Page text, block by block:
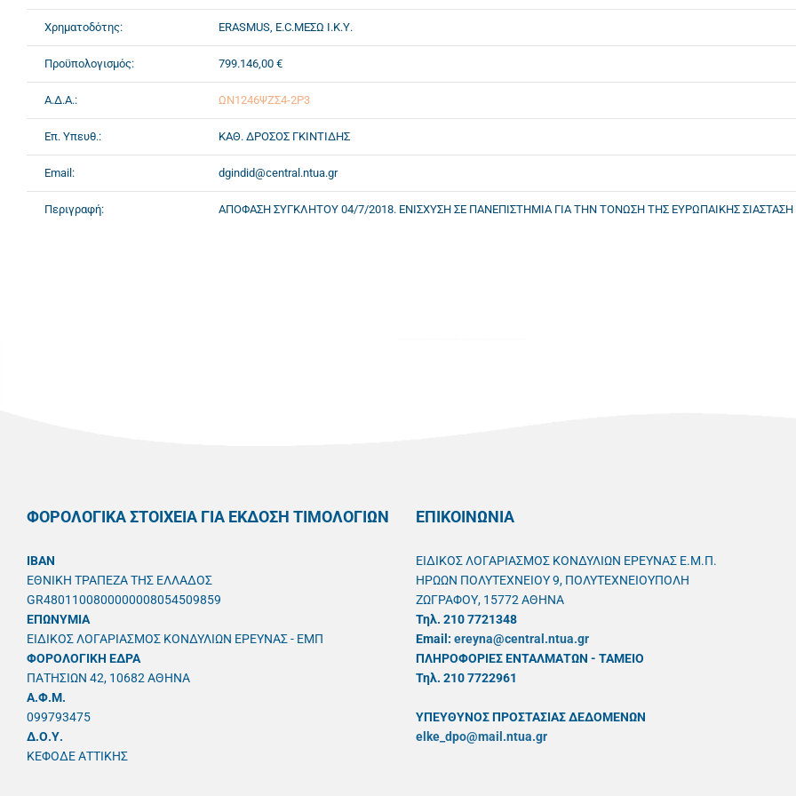
Χρηματοδότης: ERASMUS, E.C.ΜΕΣΩ Ι.Κ.Υ.
Προϋπολογισμός: 799.146,00 €
Α.Δ.Α.: ΩΝ1246ΨΖΣ4-2Ρ3
Επ. Υπευθ.: ΚΑΘ. ΔΡΟΣΟΣ ΓΚΙΝΤΙΔΗΣ
Email: dgindid@central.ntua.gr
Περιγραφή: ΑΠΟΦΑΣΗ ΣΥΓΚΛΗΤΟΥ 04/7/2018. ΕΝΙΣΧΥΣΗ ΣΕ ΠΑΝΕΠΙΣΤΗΜΙΑ ΓΙΑ ΤΗΝ ΤΟΝΩΣΗ ΤΗΣ ΕΥΡΩΠΑΙΚΗΣ
ΦΟΡΟΛΟΓΙΚΑ ΣΤΟΙΧΕΙΑ ΓΙΑ ΕΚΔΟΣΗ ΤΙΜΟΛΟΓΙΩΝ
IBAN
ΕΘΝΙΚΗ ΤΡΑΠΕΖΑ ΤΗΣ ΕΛΛΑΔΟΣ
GR4801100800000008054509859
ΕΠΩΝΥΜΙΑ
ΕΙΔΙΚΟΣ ΛΟΓΑΡΙΑΣΜΟΣ ΚΟΝΔΥΛΙΩΝ ΕΡΕΥΝΑΣ - ΕΜΠ
ΦΟΡΟΛΟΓΙΚΗ ΕΔΡΑ
ΠΑΤΗΣΙΩΝ 42, 10682 ΑΘΗΝΑ
A.Φ.Μ.
099793475
Δ.Ο.Υ.
ΚΕΦΟΔΕ ΑΤΤΙΚΗΣ
ΕΠΙΚΟΙΝΩΝΙΑ
ΕΙΔΙΚΟΣ ΛΟΓΑΡΙΑΣΜΟΣ ΚΟΝΔΥΛΙΩΝ ΕΡΕΥΝΑΣ Ε.Μ.Π.
ΗΡΩΩΝ ΠΟΛΥΤΕΧΝΕΙΟΥ 9, ΠΟΛΥΤΕΧΝΕΙΟΥΠΟΛΗ
ΖΩΓΡΑΦΟΥ, 15772 ΑΘΗΝΑ
Τηλ. 210 7721348
Email: ereyna@central.ntua.gr
ΠΛΗΡΟΦΟΡΙΕΣ ΕΝΤΑΛΜΑΤΩΝ - ΤΑΜΕΙΟ
Τηλ. 210 7722961
ΥΠΕΥΘYΝΟΣ ΠΡΟΣΤΑΣΙΑΣ ΔΕΔΟΜΕΝΩΝ
elke_dpo@mail.ntua.gr